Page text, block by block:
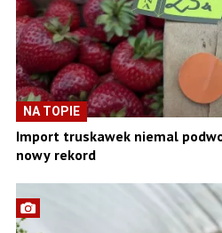
NA TOPIE
Import truskawek niemal
nowy rekord